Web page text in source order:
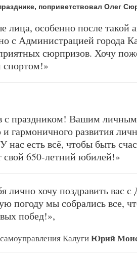
поприветствовал Олег
лица, особенно после такой
с Администрацией города
сюрпризов. Хочу
спортом!»
с праздником! Вашим
гармоничного развития
нас есть всё, чтобы быть
свой 650-летний юбилей!»
лично хочу поздравить вас
погоду мы собрались все,
побед!»,
КалугиЮрий